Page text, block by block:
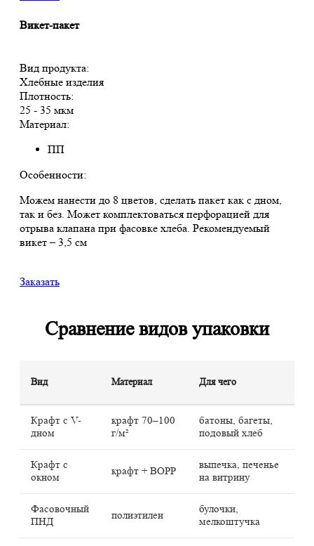
Викет-пакет
Вид продукта:
Хлебные изделия
Плотность:
25 - 35 мкм
Материал:
ПП
Особенности:
Можем нанести до 8 цветов, сделать пакет как с дном,
так и без. Может комплектоваться перфорацией для
отрыва клапана при фасовке хлеба. Рекомендуемый
викет – 3,5 см
Заказать
Сравнение видов упаковки
Вид Материал Для чего
Крафт с V-
дном
крафт 70–100
г/м²
батоны, багеты,
подовый хлеб
Крафт с
окном
крафт + BOPP
выпечка, печенье
на витрину
Фасовочный
ПНД
полиэтилен
булочки,
мелкоштучка